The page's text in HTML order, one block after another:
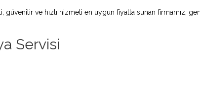
güvenilir ve hızlı hizmeti en uygun fiyatla sunan firmamız,
Servisi